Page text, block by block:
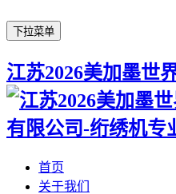
下拉菜单
江苏2026美加墨世
首页
关于我们